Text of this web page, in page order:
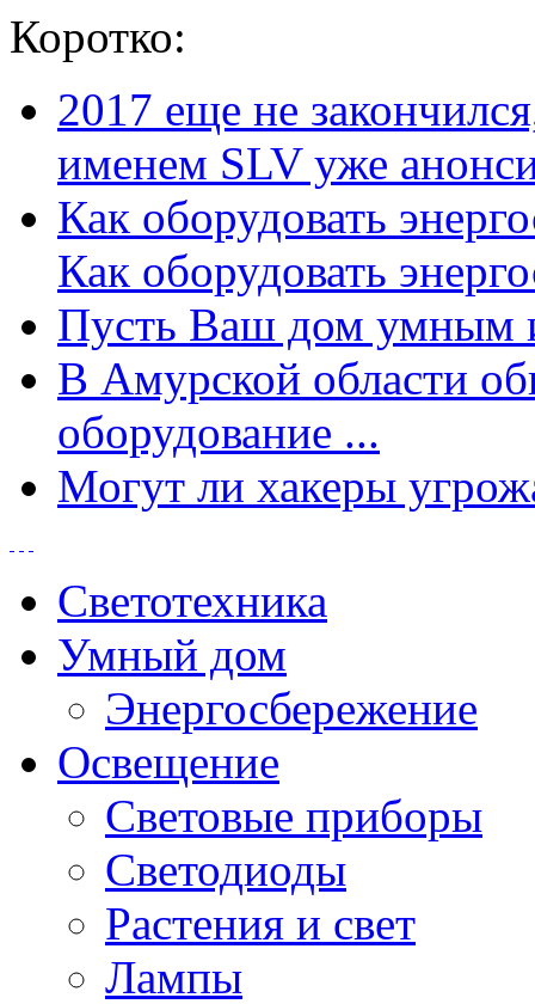
Коротко:
2017 еще не
именем SLV уже
Как оборудовать
Как оборудовать
Пусть Ваш дом умным
В Амурской области
оборудование ...
Могут ли хакеры
Светотехника
Умный дом
Энергосбережение
Освещение
Световые приборы
Светодиоды
Растения и свет
Лампы